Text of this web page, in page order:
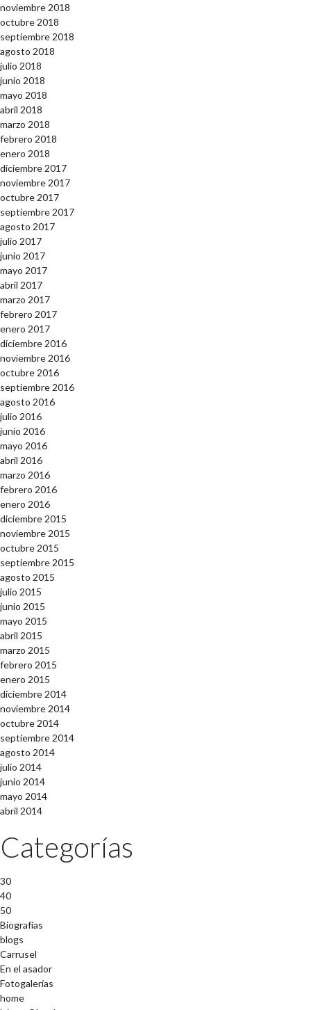
noviembre 2018
octubre 2018
septiembre 2018
agosto 2018
julio 2018
junio 2018
mayo 2018
abril 2018
marzo 2018
febrero 2018
enero 2018
diciembre 2017
noviembre 2017
octubre 2017
septiembre 2017
agosto 2017
julio 2017
junio 2017
mayo 2017
abril 2017
marzo 2017
febrero 2017
enero 2017
diciembre 2016
noviembre 2016
octubre 2016
septiembre 2016
agosto 2016
julio 2016
junio 2016
mayo 2016
abril 2016
marzo 2016
febrero 2016
enero 2016
diciembre 2015
noviembre 2015
octubre 2015
septiembre 2015
agosto 2015
julio 2015
junio 2015
mayo 2015
abril 2015
marzo 2015
febrero 2015
enero 2015
diciembre 2014
noviembre 2014
octubre 2014
septiembre 2014
agosto 2014
julio 2014
junio 2014
mayo 2014
abril 2014
Categorías
30
40
50
Biografías
blogs
Carrusel
En el asador
Fotogalerías
home